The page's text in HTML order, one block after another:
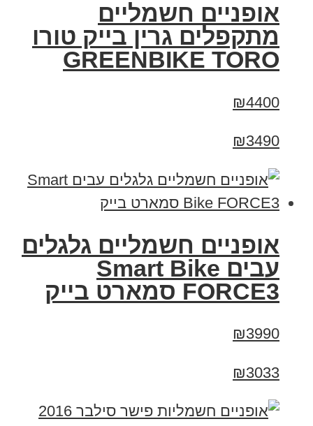
אופניים חשמליים
מתקפלים גרין בייק טורו
GREENBIKE TORO
₪4400
₪3490
אופניים חשמליים גלגלים
עבים Smart Bike
FORCE3 סמארט בייק
₪3990
₪3033